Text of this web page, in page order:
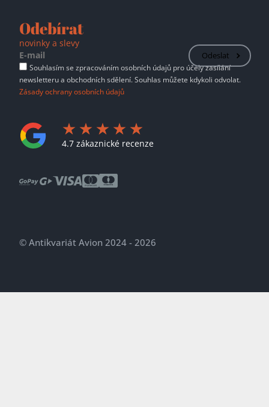
Odebírat
novinky a slevy
Odeslat
Souhlasím se zpracováním osobních údajů pro účely zasílání
newsletteru a obchodních sdělení. Souhlas můžete kdykoli odvolat.
Zásady ochrany osobních údajů
4.7 zákaznické recenze
© Antikvariát Avion 2024 - 2026